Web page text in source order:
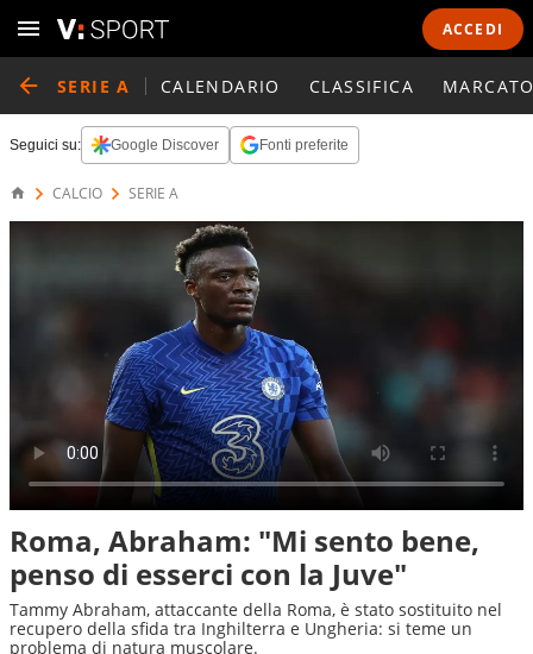
ACCEDI
SERIE A CALENDARIO CLASSIFICA
Seguici su: Google Discover Fonti preferite
CALCIO SERIE A
Roma, Abraham: "Mi sento bene,
penso di esserci con la Juve"
Tammy Abraham, attaccante della Roma, è stato sostituito nel
recupero della sfida tra Inghilterra e Ungheria: si teme un
problema di natura muscolare.